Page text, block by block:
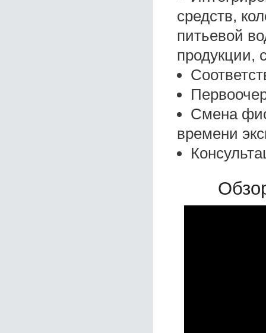
средств,
питьевой
продукции,
Смена
времени